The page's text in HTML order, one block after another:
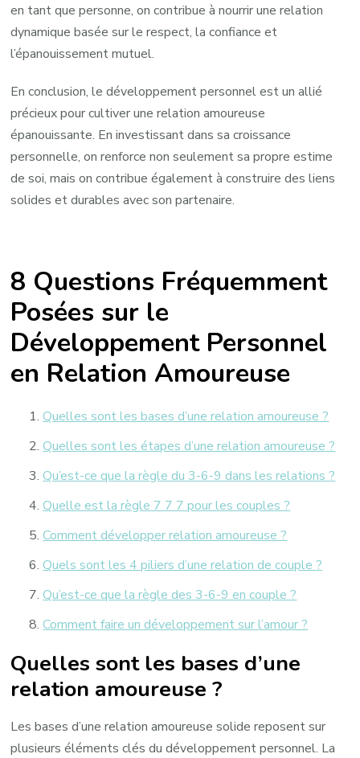
en tant que personne, on contribue à nourrir une relation
dynamique basée sur le respect, la confiance et
l’épanouissement mutuel.
En conclusion, le développement personnel est un allié
précieux pour cultiver une relation amoureuse
épanouissante. En investissant dans sa croissance
personnelle, on renforce non seulement sa propre estime
de soi, mais on contribue également à construire des liens
solides et durables avec son partenaire.
8 Questions Fréquemment
Posées sur le
Développement Personnel
en Relation Amoureuse
Quelles sont les bases d’une relation amoureuse ?
Quelles sont les étapes d’une relation amoureuse ?
Qu’est-ce que la règle du 3-6-9 dans les relations ?
Quelle est la règle 7 7 7 pour les couples ?
Comment développer relation amoureuse ?
Quels sont les 4 piliers d’une relation de couple ?
Qu’est-ce que la règle des 3-6-9 en couple ?
Comment faire un développement sur l’amour ?
Quelles sont les bases d’une
relation amoureuse ?
Les bases d’une relation amoureuse solide reposent sur
plusieurs éléments clés du développement personnel. La